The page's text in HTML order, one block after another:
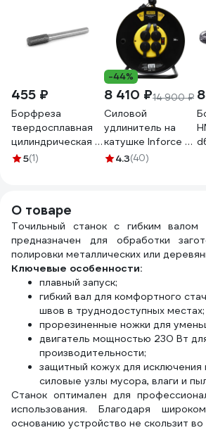
455 ₽
Борфреза
твердосплавная
цилиндрическая с
режущим торцом
000452
5(1)
-44%
8 410 ₽14 900 ₽
Силовой
удлинитель на
катушке Inforce 4
гнезда, с/з КГт
4.3(40)
О товаре
Точильный станок с гибким
предназначен для обработки
полировки металлических или
Ключевые особенности:
плавный запуск;
гибкий вал для комфортного
швов в труднодоступных местах;
прорезиненные ножки для
двигатель мощностью 230 Вт
производительности;
защитный кожух для исключения
силовые узлы мусора, влаги и
Станок оптимален для
использования. Благодаря
основанию устройство не скользит